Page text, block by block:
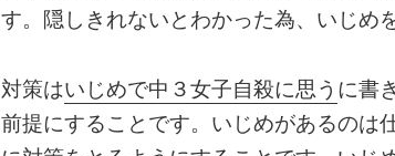
す。隠しきれないとわかった為、いじめ
対策はいじめで中３女子自殺に思う に書
前提にすることです。いじめがあるのは